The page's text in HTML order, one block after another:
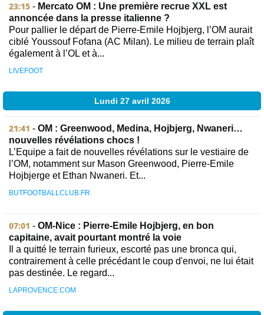
23:15 - Mercato OM : Une première recrue XXL est
annoncée dans la presse italienne ?
Pour pallier le départ de Pierre-Emile Hojbjerg, l’OM aurait
ciblé Youssouf Fofana (AC Milan). Le milieu de terrain plaît
également à l’OL et à...
LIVEFOOT
Lundi 27 avril 2026
21:41 - OM : Greenwood, Medina, Hojbjerg, Nwaneri…
nouvelles révélations chocs !
L’Equipe a fait de nouvelles révélations sur le vestiaire de
l’OM, notamment sur Mason Greenwood, Pierre-Emile
Hojbjerge et Ethan Nwaneri. Et...
BUTFOOTBALLCLUB.FR
07:01 - OM-Nice : Pierre-Emile Hojbjerg, en bon
capitaine, avait pourtant montré la voie
Il a quitté le terrain furieux, escorté pas une bronca qui,
contrairement à celle précédant le coup d'envoi, ne lui était
pas destinée. Le regard...
LAPROVENCE.COM